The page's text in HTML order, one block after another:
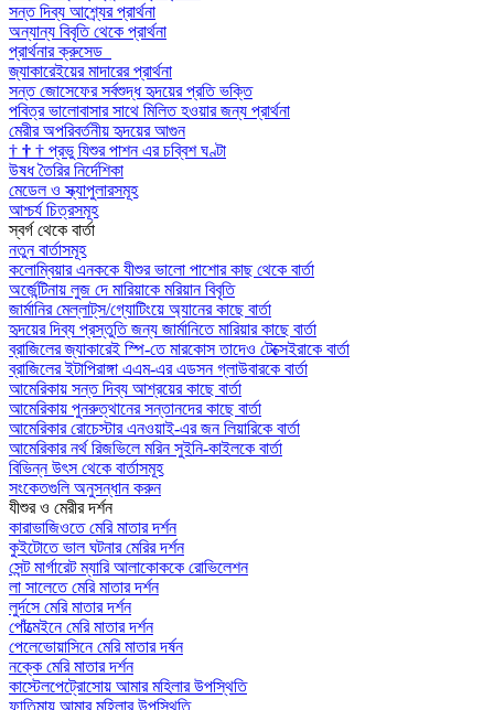
সন্ত দিব্য আশ্র্যের প্রার্থনা
অন্যান্য বিবৃতি থেকে প্রার্থনা
প্রার্থনার ক্রুসেড
জ্যাকারেইয়ের মাদারের প্রার্থনা
সন্ত জোসেফের সর্বশুদ্ধ হৃদয়ের প্রতি ভক্তি
পবিত্র ভালোবাসার সাথে মিলিত হওয়ার জন্য প্রার্থনা
মেরীর অপরিবর্তনীয় হৃদয়ের আগুন
† † † প্রভু যিশুর পাশন এর চব্বিশ ঘণ্টা
উষধ তৈরির নির্দেশিকা
মেডেল ও স্ক্যাপুলারসমূহ
আশ্চর্য চিত্রসমূহ
স্বর্গ থেকে বার্তা
নতুন বার্তাসমূহ
কলোম্বিয়ার এনককে যীশুর ভালো পাশোর কাছ থেকে বার্তা
অর্জেন্টিনায় লুজ দে মারিয়াকে মরিয়ান বিবৃতি
জার্মানির মেল্লাট্‌স/গ্যোটিংয়ে অ্যানের কাছে বার্তা
হৃদয়ের দিব্য প্রস্তুতি জন্য জার্মানিতে মারিয়ার কাছে বার্তা
ব্রাজিলের জ্যাকারেই স্পি-তে মারকোস তাদেও টেক্সেইরাকে বার্তা
ব্রাজিলের ইটাপিরাঙ্গা এএম-এর এডসন গ্লাউবারকে বার্তা
আমেরিকায় সন্ত দিব্য আশ্রয়ের কাছে বার্তা
আমেরিকায় পুনরুত্থানের সন্তানদের কাছে বার্তা
আমেরিকার রোচেস্টার এনওয়াই-এর জন লিয়ারিকে বার্তা
আমেরিকার নর্থ রিজভিলে মরিন সুইনি-কাইলকে বার্তা
বিভিন্ন উৎস থেকে বার্তাসমূহ
সংকেতগুলি অনুসন্ধান করুন
যীশুর ও মেরীর দর্শন
কারাভাজিওতে মেরি মাতার দর্শন
কুইটোতে ভাল ঘটনার মেরির দর্শন
সেন্ট মার্গারেট ম্যারি আলাকোককে রোভিলেশন
লা সালেতে মেরি মাতার দর্শন
লুর্দসে মেরি মাতার দর্শন
পোঁত্মেইনে মেরি মাতার দর্শন
পেলেভোয়াসিনে মেরি মাতার দর্ষন
নক্কে মেরি মাতার দর্শন
কাস্টেলপেট্রোসোয় আমার মহিলার উপস্থিতি
ফাতিমায় আমার মহিলার উপস্থিতি